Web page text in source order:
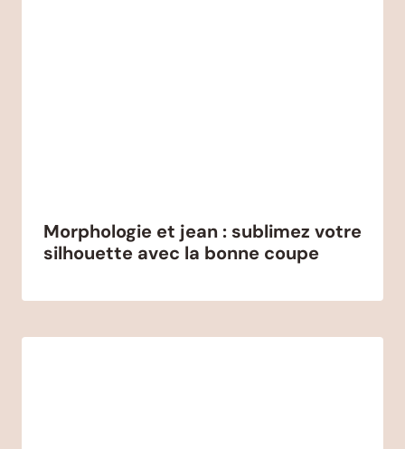
Morphologie et jean : sublimez votre
silhouette avec la bonne coupe